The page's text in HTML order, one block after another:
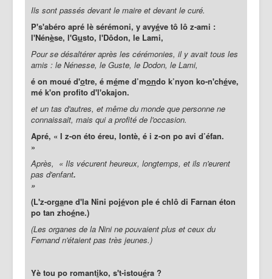
Ils sont passés devant le maire et devant le curé.
P's'abéro apré lè sérémoni, y avyéve tô lô z-ami :
l'Nénèse, l'Gusto, l'Dôdon, le Lami,
Pour se désaltérer après les cérémonies, il y avait tous les
amis : le Nénesse, le Guste, le Dodon, le Lami,
é on moué d'otre, é méme d’mondo k’nyon ko-n'chéve,
mé k'on profito d'l'okajon.
et un tas d'autres, et même du monde que personne ne
connaissait, mais qui a profité de l'occasion.
Apré, « I z-on éto éreu, lontè, é i z-on po avi d’éfan.
»
Après, « Ils vécurent heureux, longtemps, et ils n'eurent
pas d'enfant.
»
(L'z-organe d'la Nini pojévon ple é chlô di Farnan éton
po tan zhoéne.)
(Les organes de la Nini ne pouvaient plus et ceux du
Fernand n'étaient pas très jeunes.)
Yè tou po romantiko, s't-istouéra ?